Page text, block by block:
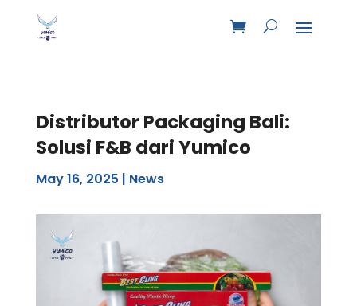
Distributor Packaging Bali:
Solusi F&B dari Yumico
May 16, 2025 | News